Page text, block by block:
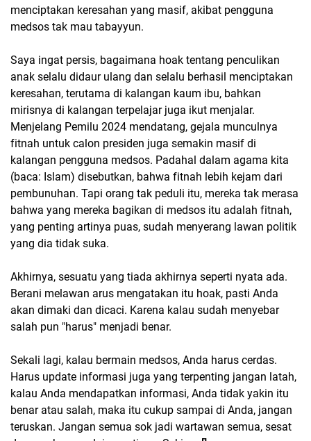
menciptakan keresahan yang masif, akibat pengguna
medsos tak mau tabayyun.
Saya ingat persis, bagaimana hoak tentang penculikan
anak selalu didaur ulang dan selalu berhasil menciptakan
keresahan, terutama di kalangan kaum ibu, bahkan
mirisnya di kalangan terpelajar juga ikut menjalar.
Menjelang Pemilu 2024 mendatang, gejala munculnya
fitnah untuk calon presiden juga semakin masif di
kalangan pengguna medsos. Padahal dalam agama kita
(baca: Islam) disebutkan, bahwa fitnah lebih kejam dari
pembunuhan. Tapi orang tak peduli itu, mereka tak merasa
bahwa yang mereka bagikan di medsos itu adalah fitnah,
yang penting artinya puas, sudah menyerang lawan politik
yang dia tidak suka.
Akhirnya, sesuatu yang tiada akhirnya seperti nyata ada.
Berani melawan arus mengatakan itu hoak, pasti Anda
akan dimaki dan dicaci. Karena kalau sudah menyebar
salah pun "harus" menjadi benar.
Sekali lagi, kalau bermain medsos, Anda harus cerdas.
Harus update informasi juga yang terpenting jangan latah,
kalau Anda mendapatkan informasi, Anda tidak yakin itu
benar atau salah, maka itu cukup sampai di Anda, jangan
teruskan. Jangan semua sok jadi wartawan semua, sesat